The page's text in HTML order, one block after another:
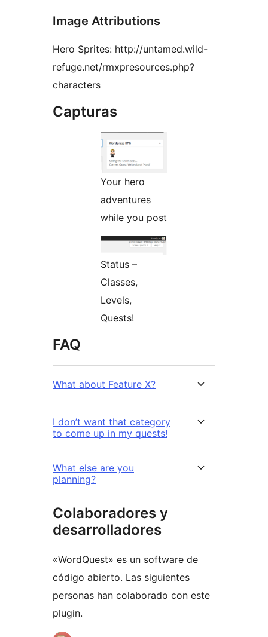
Image Attributions
Hero Sprites: http://untamed.wild-
refuge.net/rmxpresources.php?
characters
Capturas
Your hero
adventures
while you post
Status –
Classes,
Levels,
Quests!
FAQ
What about Feature X?
I don’t want that category
to come up in my quests!
What else are you
planning?
Colaboradores y
desarrolladores
«WordQuest» es un software de
código abierto. Las siguientes
personas han colaborado con este
plugin.